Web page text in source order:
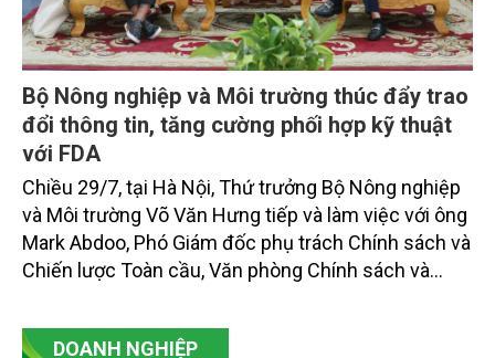
Bộ Nông nghiệp và Môi trường thúc đẩy trao
đổi thông tin, tăng cường phối hợp kỹ thuật
với FDA
Chiều 29/7, tại Hà Nội, Thứ trưởng Bộ Nông nghiệp
và Môi trường Võ Văn Hưng tiếp và làm việc với ông
Mark Abdoo, Phó Giám đốc phụ trách Chính sách và
Chiến lược Toàn cầu, Văn phòng Chính sách và
và Dược phẩm Hoa Kỳ (FDA).
DOANH NGHIỆP